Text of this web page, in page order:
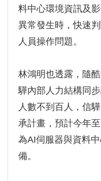
料中心環境資訊及
異常發生時，快速
人員操作問題。
林鴻明也透露，隨
驊內部人力結構同
人數不到百人，信
承計畫，預計今年
為AI伺服器與資料
備。